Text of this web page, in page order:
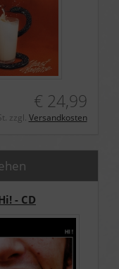
€ 24,99
zzgl. Versandkosten
- CD